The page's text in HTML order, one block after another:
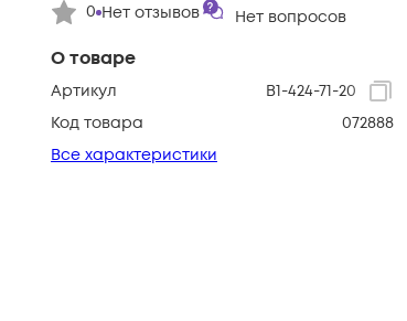
О товаре
Артикул
B1-424-71-20
Код товара
072888
Все характеристики
0 Нет отзывов Нет вопросов